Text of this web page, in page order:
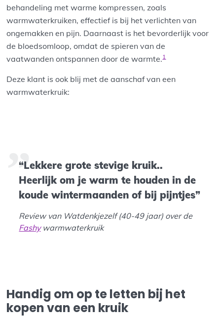
behandeling met warme kompressen, zoals
warmwaterkruiken, effectief is bij het verlichten van
ongemakken en pijn. Daarnaast is het bevorderlijk voor
de bloedsomloop, omdat de spieren van de
vaatwanden ontspannen door de warmte.1
Deze klant is ook blij met de aanschaf van een
warmwaterkruik:
“Lekkere grote stevige kruik..
Heerlijk om je warm te houden in de
koude wintermaanden of bij pijntjes”
Review van Watdenkjezelf (40-49 jaar) over de
Fashywarmwaterkruik
Handig om op te letten bij het
kopen van een kruik